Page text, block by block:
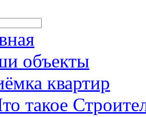
объекты
квартир
такое